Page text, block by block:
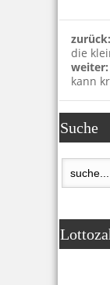
zurück:
die
weiter:
kann
Suche